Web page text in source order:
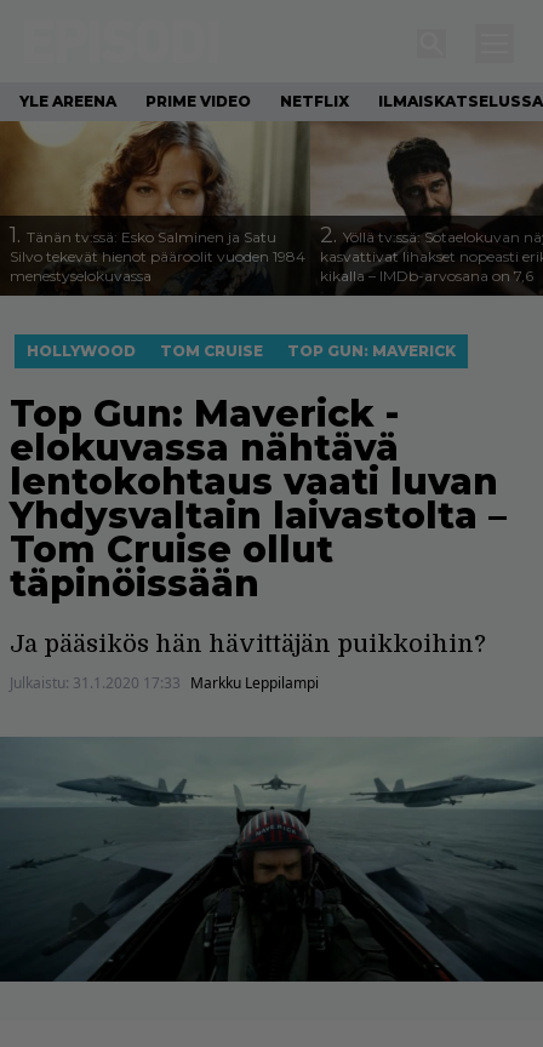
YLE AREENA PRIME VIDEO NETFLIX ILMAISKATSELUSSA
1. Tänän tv:ssä: Esko Salminen ja Satu
Silvo tekevät hienot pääroolit vuoden 1984
menestyselokuvassa
2. Yöllä tv:ssä: Sotaelokuvan
kasvattivat lihakset nopeasti
kikalla – IMDb-arvosana on 7,6
HOLLYWOOD TOM CRUISE TOP GUN: MAVERICK
Top Gun: Maverick -
elokuvassa nähtävä
lentokohtaus vaati luvan
Yhdysvaltain laivastolta –
Tom Cruise ollut
täpinöissään
Ja pääsikös hän hävittäjän puikkoihin?
Julkaistu: 31.1.2020 17:33 Markku Leppilampi